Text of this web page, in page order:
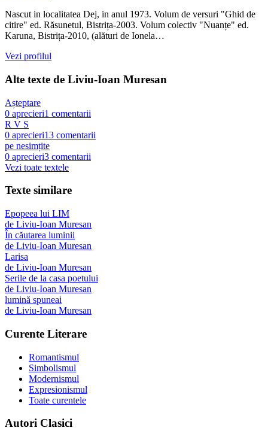
Nascut in localitatea Dej, in anul 1973. Volum de versuri "Ghid de
citire" ed. Răsunetul, Bistrița-2003. Volum colectiv "Nuanțe" ed.
Karuna, Bistrița-2010, (alături de Ionela…
Vezi profilul
Alte texte de Liviu-Ioan Muresan
Așteptare
0 aprecieri1 comentarii
R V S
0 aprecieri13 comentarii
pe nesimțite
0 aprecieri3 comentarii
Vezi toate textele
Texte similare
Epopeea lui LIM
de Liviu-Ioan Muresan
În căutarea luminii
de Liviu-Ioan Muresan
Larisa
de Liviu-Ioan Muresan
Serile de la casa poetului
de Liviu-Ioan Muresan
lumină spuneai
de Liviu-Ioan Muresan
Curente Literare
Romantismul
Simbolismul
Modernismul
Expresionismul
Toate curentele
Autori Clasici